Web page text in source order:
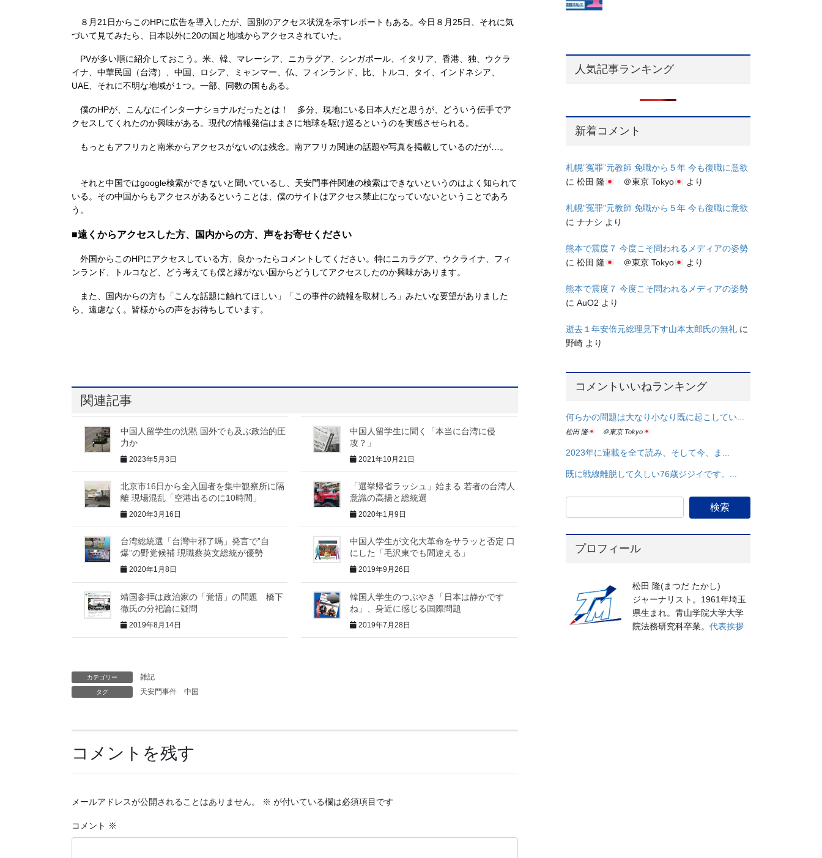
８月21日からこのHPに広告を導入したが、国別のアクセス状況を示すレポートもある。今日８月25日、それに気
づいて見てみたら、日本以外に20の国と地域からアクセスされていた。
PVが多い順に紹介しておこう。米、韓、マレーシア、ニカラグア、シンガポール、イタリア、 香港、独、ウクラ
イナ、中華民国（台湾）、中国、ロシア、ミャンマー、仏、フィンランド、比、トルコ、タイ、インドネシア、
UAE、それに不明な地域が１つ。一部、同数の国もある。
僕のHPが、こんなにインターナショナルだったとは！ 多分、現地にいる日本人だと思うが、どういう伝手でア
クセスしてくれたのか興味がある。現代の情報発信はまさに地球を駆け巡るというのを実感させられる。
もっともアフリカと南米からアクセスがないのは残念。南アフリカ関連の話題や写真を掲載しているのだが…。
それと中国ではgoogle検索ができないと聞いているし、天安門事件関連の検索はできないというのはよく知られて
いる。その中国からもアクセスがあるということは、僕のサイトはアクセス禁止になっていないということであろ
う。
■遠くからアクセスした方、国内からの方、声をお寄せください
外国からこのHPにアクセスしている方、良かったらコメントしてください。特にニカラグア、ウクライナ、フィ
ンランド、トルコなど、どう考えても僕と縁がない国からどうしてアクセスしたのか興味があります。
また、国内からの方も「こんな話題に触れてほしい」「この事件の続報を取材しろ」みたいな要望がありました
ら、遠慮なく。皆様からの声をお待ちしています。
関連記事
中国人留学生の沈黙 国外でも及ぶ政治的圧
力か
2023年5月3日
中国人留学生に聞く「本当に台湾に侵
攻？」
2021年10月21日
北京市16日から全入国者を集中観察所に隔
離 現場混乱「空港出るのに10時間」
2020年3月16日
「選挙帰省ラッシュ」始まる 若者の台湾人
意識の高揚と総統選
2020年1月9日
台湾総統選「台灣中邪了嗎」発言で”自
爆”の野党候補 現職蔡英文総統が優勢
2020年1月8日
中国人学生が文化大革命をサラッと否定 口
にした「毛沢東でも間違える」
2019年9月26日
靖国参拝は政治家の「覚悟」の問題 橋下
徹氏の分祀論に疑問
2019年8月14日
韓国人学生のつぶやき「日本は静かです
ね」、身近に感じる国際問題
2019年7月28日
カテゴリー 雑記
タグ 天安門事件 中国
コメントを残す
メールアドレスが公開されることはありません。 ※ が付いている欄は必須項目です
コメント ※
人気記事ランキング
新着コメント
札幌”冤罪”元教師 免職から５年 今も復職に意欲
に松田 隆 ＠東京 Tokyo より
札幌”冤罪”元教師 免職から５年 今も復職に意欲
にナナシ より
熊本で震度７ 今度こそ問われるメディアの姿勢
に松田 隆 ＠東京 Tokyo より
熊本で震度７ 今度こそ問われるメディアの姿勢
にAuO2 より
逝去１年安倍元総理見下す山本太郎氏の無礼 に
野崎 より
コメントいいねランキング
何らかの問題は大なり小なり既に起こしてい...
松田 隆 ＠東京 Tokyo
2023年に連載を全て読み、そして今、ま...
既に戦線離脱して久しい76歳ジジイです。...
プロフィール
松田 隆(まつだ たかし)
ジャーナリスト。1961年埼玉
県生まれ。青山学院大学大学
院法務研究科卒業。代表挨拶